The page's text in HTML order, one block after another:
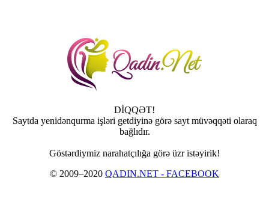
DİQQƏT!
Saytda yenidənqurma işləri getdiyinə görə sayt müvəqqəti olaraq
bağlıdır.
Göstərdiymiz narahatçılığa görə üzr istəyirik!
© 2009–2020 QADIN.NET - FACEBOOK